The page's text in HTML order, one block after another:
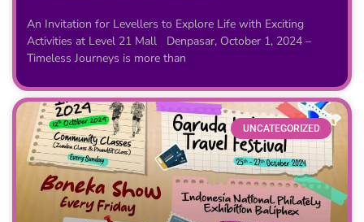
An Invitation for Levellers to Explore Life with Exciting
Activities at Level 21 Mall Denpasar, October 1, 2024 –
Timeless Journeys is more than
UNCATEGORIZED